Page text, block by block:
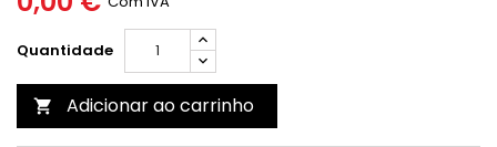
Quantidade
 Adicionar ao carrinho